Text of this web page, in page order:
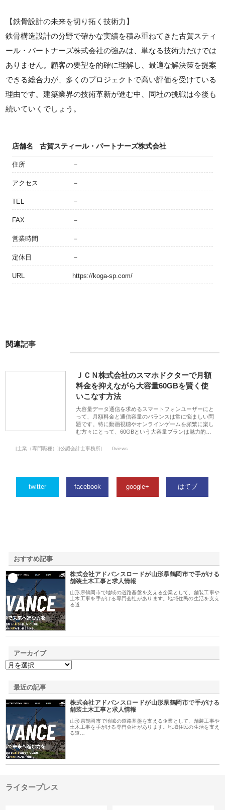
【鉄骨設計の未来を切り拓く技術力】
鉄骨構造設計の分野で確かな実績を積み重ねてきた古賀スティ
ール・パートナーズ株式会社の強みは、単なる技術力だけでは
ありません。顧客の要望を的確に理解し、最適な解決策を提案
できる総合力が、多くのプロジェクトで高い評価を受けている
理由です。建築業界の技術革新が進む中、同社の挑戦は今後も
続いていくでしょう。
店舗名 古賀スティール・パートナーズ株式会社
住所 －
アクセス －
TEL －
FAX －
営業時間 －
定休日 －
URL https://koga-sp.com/
関連記事
ＪＣＮ株式会社のスマホドクターで月額
料金を抑えながら大容量60GBを賢く使
いこなす方法
大容量データ通信を求めるスマートフォンユーザーにと
って、月額料金と通信容量のバランスは常に悩ましい問
題です。特に動画視聴やオンラインゲームを頻繁に楽し
む方々にとって、60GBという大容量プランは魅力的…
[士業（専門職種）][公認会計士事務所] 0views
twitter facebook google+ はてブ
おすすめ記事
株式会社アドバンスロードが山形県鶴岡市で手がける
舗装土木工事と求人情報
山形県鶴岡市で地域の道路基盤を支える企業として、舗装工事や
土木工事を手がける専門会社があります。地域住民の生活を支え
る道…
アーカイブ
最近の記事
株式会社アドバンスロードが山形県鶴岡市で手がける
舗装土木工事と求人情報
山形県鶴岡市で地域の道路基盤を支える企業として、舗装工事や
土木工事を手がける専門会社があります。地域住民の生活を支え
る道…
ライタープレス